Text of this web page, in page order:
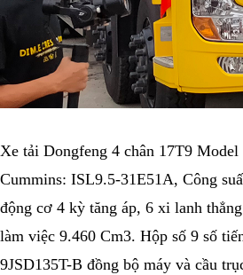
Xe tải Dongfeng 4 chân 17T9
Cummins: ISL9.5-31E51A, Công
động cơ 4 kỳ tăng áp, 6 xi lanh
làm việc 9.460 Cm3. Hộp số 9 số
9JSD135T-B đồng bộ máy và cầu